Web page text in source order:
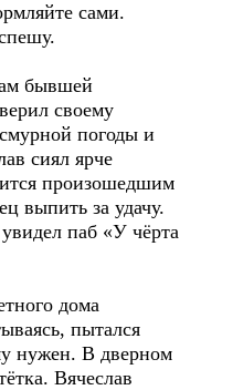
сами.
бывшей
своему
погоды и
сиял ярче
произошедшим
выпить за удачу.
паб «У чёрта
дома
пытался
нужен. В дверном
Вячеслав